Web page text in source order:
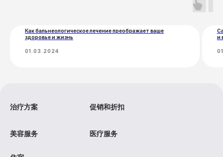
Как бальнеологическое лечение преображает ваше
здоровье и жизнь
01.03.2024
и
治疗方案 促销和折扣
美容服务 医疗服务